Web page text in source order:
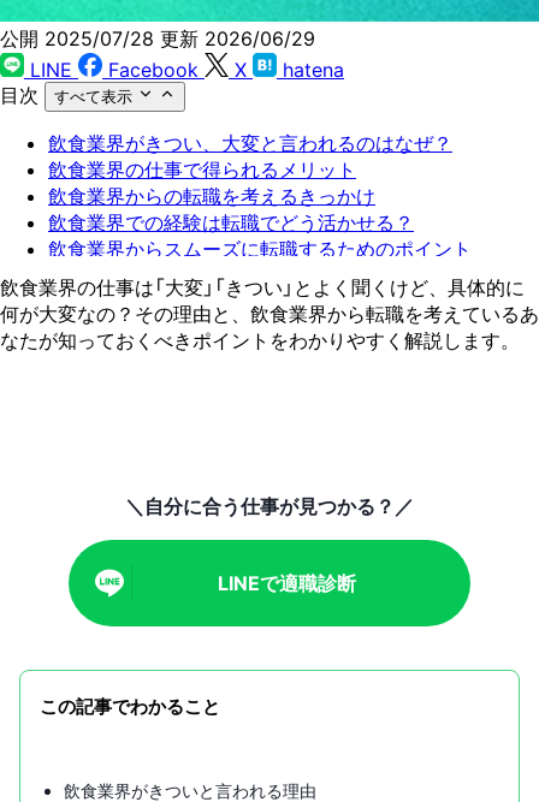
公開 2025/07/28 更新 2026/06/29
LINE
Facebook X
hatena
目次
すべて表示
飲食業界がきつい、大変と言われるのはなぜ？
飲食業界の仕事で得られるメリット
飲食業界からの転職を考えるきっかけ
飲食業界での経験は転職でどう活かせる？
飲食業界からスムーズに転職するためのポイント
Z世代の転職はZキャリアに相談しよう
飲食業界の仕事は「大変」「きつい」とよく聞くけど、具体的に
何が大変なの？その理由と、飲食業界から転職を考えているあ
なたが知っておくべきポイントをわかりやすく解説します。
＼自分に合う仕事が見つかる？／
LINEで適職診断
この記事でわかること
飲食業界がきついと言われる理由